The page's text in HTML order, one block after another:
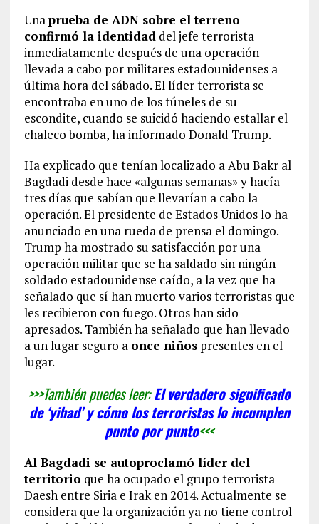
Unaprueba de ADN sobre el terreno
confirmó la identidaddel jefe terrorista
inmediatamente después de una operación
llevada a cabo por militares estadounidenses a
última hora del sábado. El líder terrorista se
encontraba en uno de los túneles de su
escondite, cuando se suicidó haciendo estallar el
chaleco bomba, ha informado Donald Trump.
Ha explicado que tenían localizado a Abu Bakr al
Bagdadi desde hace «algunas semanas» y hacía
tres días que sabían que llevarían a cabo la
operación. El presidente de Estados Unidos lo ha
anunciado en una rueda de prensa el domingo.
Trump ha mostrado su satisfacción por una
operación militar que se ha saldado sin ningún
soldado estadounidense caído, a la vez que ha
señalado que sí han muerto varios terroristas que
les recibieron con fuego. Otros han sido
apresados. También ha señalado que han llevado
a un lugar seguro a once niñospresentes en el
lugar.
>>>También puedes leer:El verdadero significado
de ‘yihad’ y cómo los terroristas lo incumplen
punto por punto<<<
Al Bagdadi se autoproclamó líder del
territorio que ha ocupado el grupo terrorista
Daesh entre Siria e Irak en 2014. Actualmente se
considera que la organización ya no tiene control